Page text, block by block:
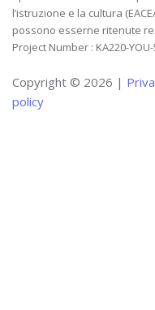
l’istruzione e la cultura
possono esserne ritenute
Project Number : KA220-YOU-
Copyright © 2026 |
policy